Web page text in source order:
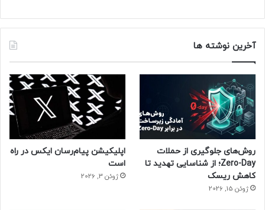
شما آینده تسلا را چگونه ارزیابی می‌کنید؟ آیا ثروتمند‌تر شدن
آخرین نوشته ها
روش‌های جلوگیری از حملات
Zero-Day؛ از شناسایی تهدید تا
کاهش ریسک
ژوئن 15, 2026
اپلیکیشن پیام‌رسان ایکس در راه
است
ژوئن 3, 2026